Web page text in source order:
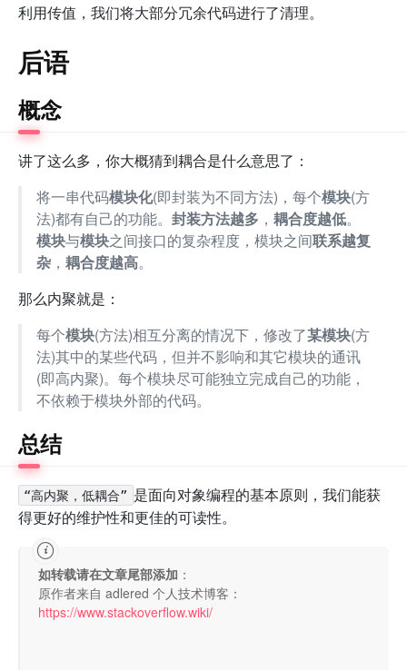
利用传值，我们将大部分冗余代码进行了清理。
后语
概念
讲了这么多，你大概猜到耦合是什么意思了：
将一串代码模块化(即封装为不同方法)，每个模块(方
法)都有自己的功能。 封装方法越多 ， 耦合度越低。
模块与模块之间接口的复杂程度，模块之间联系越复
杂 ， 耦合度越高。
那么内聚就是：
每个模块(方法)相互分离的情况下，修改了某模块(方
法)其中的某些代码，但并不影响和其它模块的通讯
(即高内聚)。每个模块尽可能独立完成自己的功能，
不依赖于模块外部的代码。
总结
“高内聚，低耦合” 是面向对象编程的基本原则，我们能获
得更好的维护性和更佳的可读性。
如转载请在文章尾部添加 ：
原作者来自 adlered 个人技术博客：
https://www.stackoverflow.wiki/